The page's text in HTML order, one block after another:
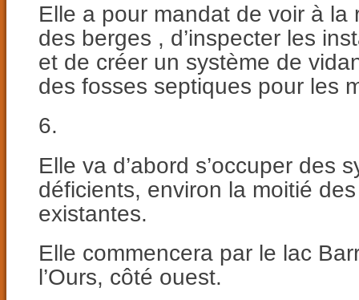
Elle a pour mandat de voir à la
des berges , d’inspecter les
et de créer un système de
des fosses septiques pour les
6.
Elle va d’abord s’occuper des
déficients, environ la moitié
existantes.
Elle commencera par le lac
l’Ours, côté ouest.